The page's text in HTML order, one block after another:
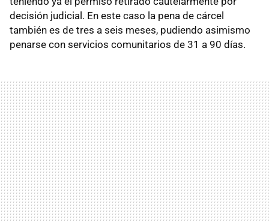
decisión judicial. En este caso la pena de cárcel
también es de tres a seis meses, pudiendo asimismo
penarse con servicios comunitarios de 31 a 90 días.